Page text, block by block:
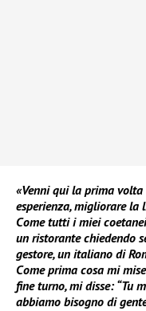
«Venni qui la prima
esperienza, migliorare la
Come tutti i miei
un ristorante chiedendo
gestore, un italiano di
Come prima cosa mi
fine turno, mi disse: “Tu
abbiamo bisogno di